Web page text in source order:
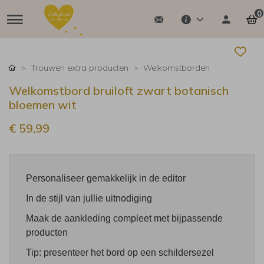
0
Trouwen extra producten Welkomstborden
Welkomstbord bruiloft zwart botanisch
bloemen wit
€ 59,99
Personaliseer gemakkelijk in de editor
In de stijl van jullie uitnodiging
Maak de aankleding compleet met bijpassende
producten
Tip: presenteer het bord op een schildersezel